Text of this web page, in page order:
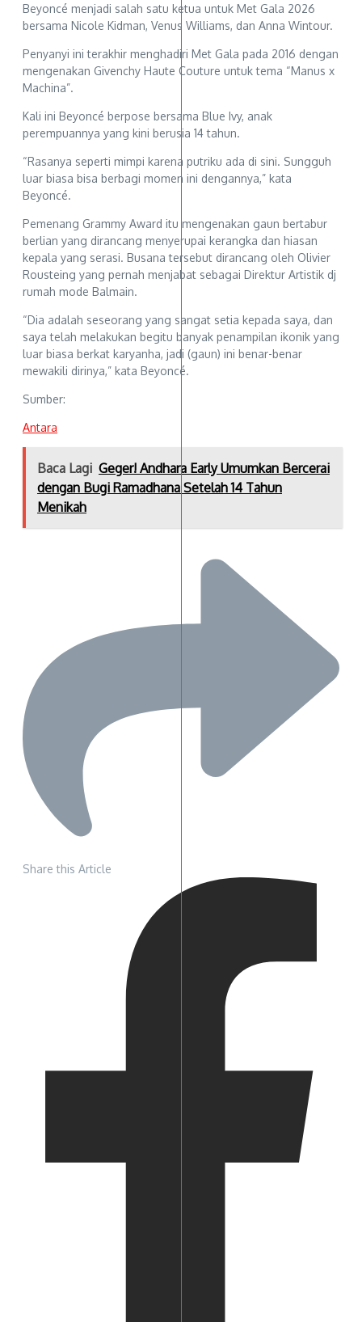
Beyoncé menjadi salah satu ketua untuk Met Gala 2026
bersama Nicole Kidman, Venus Williams, dan Anna Wintour.
Penyanyi ini terakhir menghadiri Met Gala pada 2016 dengan
mengenakan Givenchy Haute Couture untuk tema “Manus x
Machina”.
Kali ini Beyoncé berpose bersama Blue Ivy, anak
perempuannya yang kini berusia 14 tahun.
“Rasanya seperti mimpi karena putriku ada di sini. Sungguh
luar biasa bisa berbagi momen ini dengannya,” kata
Beyoncé.
Pemenang Grammy Award itu mengenakan gaun bertabur
berlian yang dirancang menyerupai kerangka dan hiasan
kepala yang serasi. Busana tersebut dirancang oleh Olivier
Rousteing yang pernah menjabat sebagai Direktur Artistik dj
rumah mode Balmain.
“Dia adalah seseorang yang sangat setia kepada saya, dan
saya telah melakukan begitu banyak penampilan ikonik yang
luar biasa berkat karyanha, jadi (gaun) ini benar-benar
mewakili dirinya,” kata Beyoncé.
Sumber:
Antara
Baca Lagi Geger! Andhara Early Umumkan Bercerai
dengan Bugi Ramadhana Setelah 14 Tahun
Menikah
Share this Article